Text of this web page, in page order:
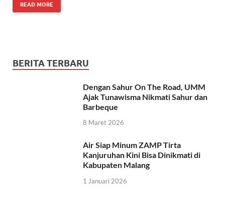
READ MORE
BERITA TERBARU
Dengan Sahur On The Road, UMM
Ajak Tunawisma Nikmati Sahur dan
Barbeque
8 Maret 2026
Air Siap Minum ZAMP Tirta
Kanjuruhan Kini Bisa Dinikmati di
Kabupaten Malang
1 Januari 2026